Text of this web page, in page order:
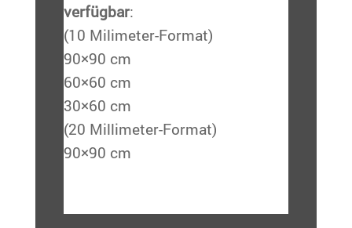
verfügbar:
(10 Milimeter-Format)
90×90 cm
60×60 cm
30×60 cm
(20 Millimeter-Format)
90×90 cm